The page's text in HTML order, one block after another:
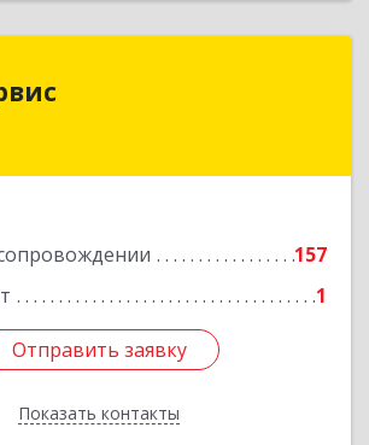
157
1
Отправить заявку
Показать контакты
Респ, Керчь г, Кооперативный
Отправить заявку
Назад